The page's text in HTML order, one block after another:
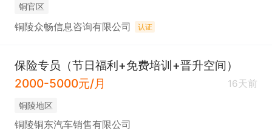
铜官区
铜陵众畅信息咨询有限公司 认证
保险专员（节日福利+免费培训+晋升空间）
2000-5000元/月
16天前
铜陵地区
铜陵铜东汽车销售有限公司